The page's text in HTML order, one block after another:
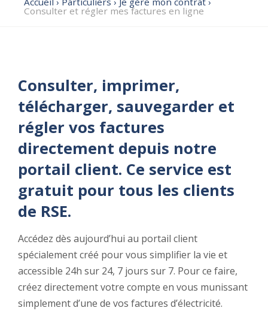
Consulter et régler mes factures en ligne
Consulter, imprimer,
télécharger, sauvegarder et
régler vos factures
directement depuis notre
portail client. Ce service est
gratuit pour tous les clients
de RSE.
Accédez dès aujourd’hui au portail client
spécialement créé pour vous simplifier la vie et
accessible 24h sur 24, 7 jours sur 7. Pour ce faire,
créez directement votre compte en vous munissant
simplement d’une de vos factures d’électricité.